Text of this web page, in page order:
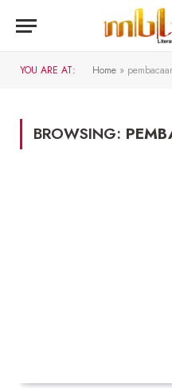
YOU ARE AT: Home »
BROWSING: